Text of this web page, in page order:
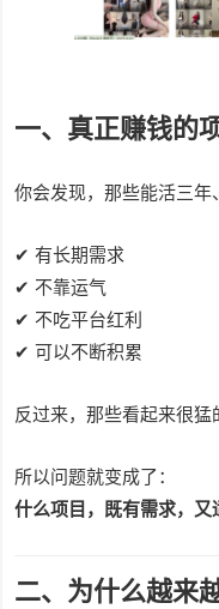
一、真正赚钱的
你会发现，那些能活三年
✔ 有长期需求
✔ 不靠运气
✔ 不吃平台红利
✔ 可以不断积累
反过来，那些看起来很猛
所以问题就变成了：
什么项目，既有需求，又
二、为什么越来